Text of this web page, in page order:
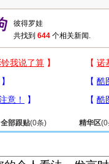
共找到 644 个相关新闻.
全部跟贴(0条) 精华区(0